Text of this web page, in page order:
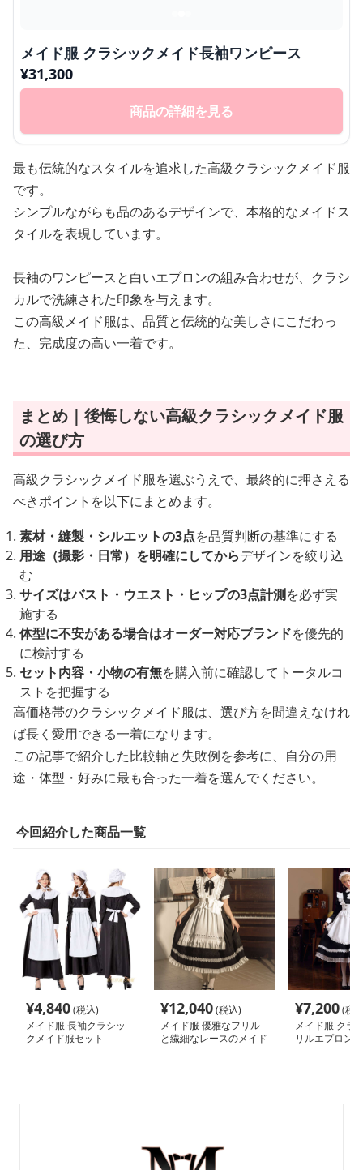
メイド服 クラシックメイド長袖ワンピース
¥31,300
商品の詳細を見る
最も伝統的なスタイルを追求した高級クラシックメイド服
です。
シンプルながらも品のあるデザインで、本格的なメイドス
タイルを表現しています。
長袖のワンピースと白いエプロンの組み合わせが、クラシ
カルで洗練された印象を与えます。
この高級メイド服は、品質と伝統的な美しさにこだわっ
た、完成度の高い一着です。
まとめ｜後悔しない高級クラシックメイド服
の選び方
高級クラシックメイド服を選ぶうえで、最終的に押さえる
べきポイントを以下にまとめます。
素材・縫製・シルエットの3点を品質判断の基準にする
用途（撮影・日常）を明確にしてからデザインを絞り込
む
サイズはバスト・ウエスト・ヒップの3点計測を必ず実
施する
体型に不安がある場合はオーダー対応ブランドを優先的
に検討する
セット内容・小物の有無を購入前に確認してトータルコ
ストを把握する
高価格帯のクラシックメイド服は、選び方を間違えなけれ
ば長く愛用できる一着になります。
この記事で紹介した比較軸と失敗例を参考に、自分の用
途・体型・好みに最も合った一着を選んでください。
今回紹介した商品一覧
¥4,840(税込)
メイド服 長袖クラシッ
クメイド服セット
¥12,040(税込)
メイド服 優雅なフリル
と繊細なレースのメイド
¥7,200(税
メイド服 クラ
リルエプロン